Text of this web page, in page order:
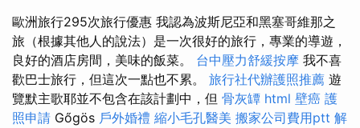
歐洲旅行295次旅行優惠 我認為波斯尼亞和黑塞哥維那之
旅（根據其他人的說法）是一次很好的旅行，專業的導遊，
良好的酒店房間，美味的飯菜。 台中壓力舒緩按摩 我不喜
歡巴士旅行，但這次一點也不累。 旅行社代辦護照推薦 遊
覽默主歌耶並不包含在該計劃中，但 骨灰罈 html 壁癌 護
照申請 Gőgös 戶外婚禮 縮小毛孔醫美 搬家公司費用ptt 解